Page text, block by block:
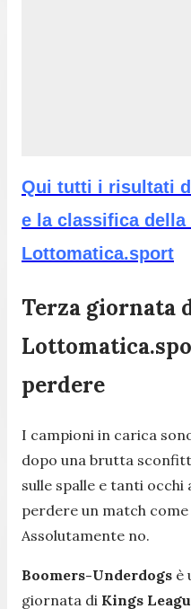
Qui tutti i risultati
e la classifica della
Lottomatica.sport
Terza giornata
perdere
I campioni in carica
dopo una brutta
sulle spalle e tanti occhi
perdere un match come
Assolutamente no.
Boomers-Underdogs è
giornata di Kings